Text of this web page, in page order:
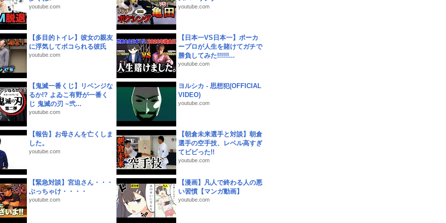
youtube.com youtube.com
【多目的トイレ】彼女の親友
に浮気してボコられる彼氏
youtube.com
【日本一VS日本一】ポーカ
ープロが人生を賭けてガチで
勝負してみた!!!!!!...
youtube.com
【鬼滅一番くじ】リベンジな
るか!? よゐこ有野が一番く
じ 鬼滅の刃 ~弐...
youtube.com
ヨルシカ - 思想犯(OFFICIAL
VIDEO)
youtube.com
【報告】お母さんを亡くしま
した。
youtube.com
【朝倉未来選手と対談】朝倉
選手の空手技、レベル高すぎ
てビビった!!
youtube.com
【緊急対談】宮迫さん・・・
ぶっちゃけ・・・・
youtube.com
【漫画】凡人で終わる人の悪
い習慣【マンガ動画】
youtube.com